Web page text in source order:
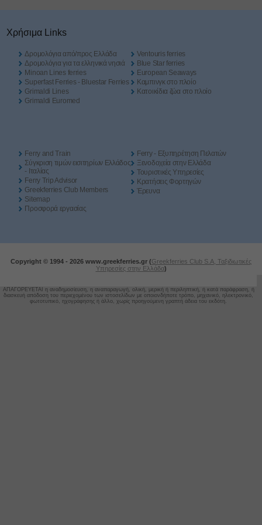
Χρήσιμα Links
Δρομολόγια από/προς Ελλάδα
Δρομολόγια για τα ελληνικά νησιά
Minoan Lines ferries
Superfast Ferries - Bluestar Ferries
Grimaldi Lines
Grimaldi Euromed
Ventouris ferries
Blue Star ferries
European Seaways
Καμπινγκ στο πλοίο
Kατοικίδια ζώα στο πλοίο
Ferry and Train
Σύγκριση τιμών εισιτηρίων Ελλάδος
- Ιταλίας
Ferry Trip Advisor
Greekferries Club Members
Sitemap
Προσφορά εργασίας
Ferry - Εξυπηρέτηση Πελατών
Ξενοδοχεία στην Ελλάδα
Τουριστικές Υπηρεσίες
Κρατήσεις Φορτηγών
Έρευνα
Copyright © 1994 - 2026 www.greekferries.gr (Greekferries Club S.A, Ταξιδιωτικές
Υπηρεσίες στην Ελλάδα)
ΑΠΑΓΟΡΕΥΕΤΑΙ η αναδημοσίευση, η αναπαραγωγή, ολική, μερική ή περιληπτική, ή κατά παράφραση, ή
διασκευή απόδοση του περιεχομένου των ιστοσελίδων με οποιονδήποτε τρόπο, μηχανικό, ηλεκτρονικό,
φωτοτυπικό, ηχογράφησης ή άλλο, χωρίς προηγούμενη γραπτή άδεια του εκδότη.